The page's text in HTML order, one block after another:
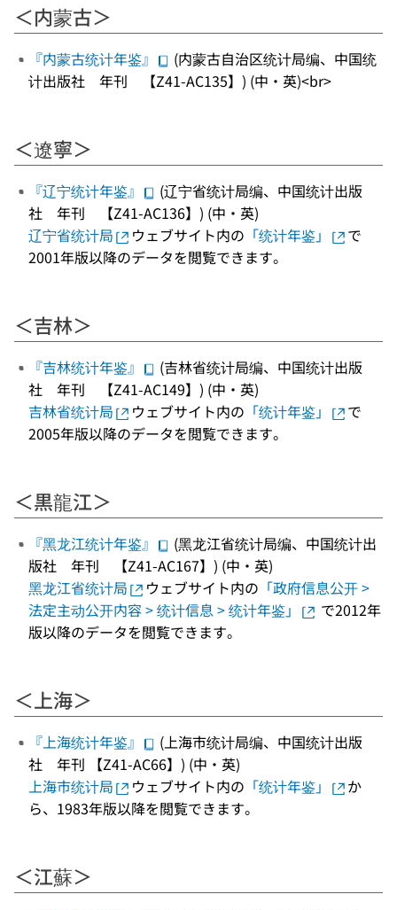
＜内蒙古＞
『内蒙古统计年鉴』
(内蒙古自治区统计局编、中国统
计出版社 年刊 【Z41-AC135】) (中・英)<br>
＜遼寧＞
『辽宁统计年鉴』
(辽宁省统计局编、中国统计出版
社 年刊 【Z41-AC136】) (中・英)
辽宁省统计局
ウェブサイト内の 「统计年鉴」
で
2001年版以降のデータを閲覧できます。
＜吉林＞
『吉林统计年鉴』
(吉林省统计局编、中国统计出版
社 年刊 【Z41-AC149】) (中・英)
吉林省统计局
ウェブサイト内の 「统计年鉴」
で
2005年版以降のデータを閲覧できます。
＜黒龍江＞
『黑龙江统计年鉴』
(黑龙江省统计局编、中国统计出
版社 年刊 【Z41-AC167】) (中・英)
黑龙江省统计局
ウェブサイト内の 「政府信息公开 >
法定主动公开内容 > 统计信息 > 统计年鉴」
で2012年
版以降のデータを閲覧できます。
＜上海＞
『上海统计年鉴』
(上海市统计局编、中国统计出版
社 年刊 【Z41-AC66】) (中・英)
上海市统计局
ウェブサイト内の 「统计年鉴」
か
ら、1983年版以降を閲覧できます。
＜江蘇＞